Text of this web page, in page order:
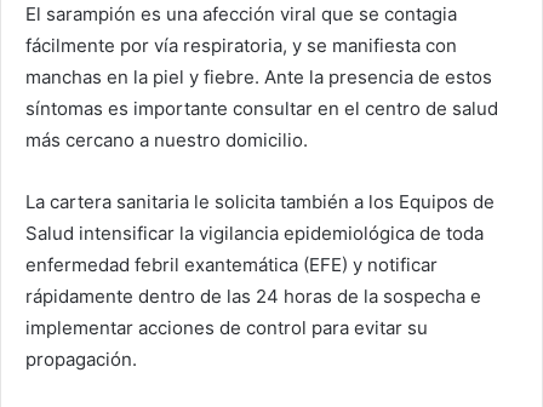
El sarampión es una afección viral que se contagia
fácilmente por vía respiratoria, y se manifiesta con
manchas en la piel y fiebre. Ante la presencia de estos
síntomas es importante consultar en el centro de salud
más cercano a nuestro domicilio.
La cartera sanitaria le solicita también a los Equipos de
Salud intensificar la vigilancia epidemiológica de toda
enfermedad febril exantemática (EFE) y notificar
rápidamente dentro de las 24 horas de la sospecha e
implementar acciones de control para evitar su
propagación.